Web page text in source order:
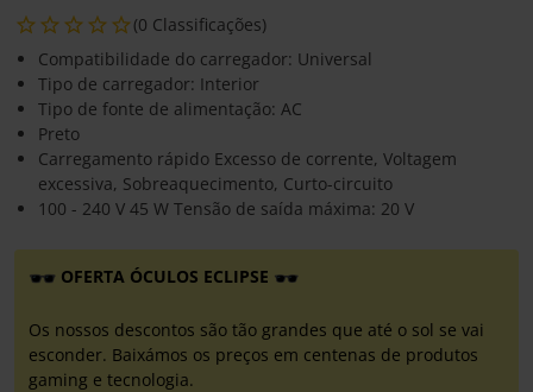
(0 Classificações)
Compatibilidade do carregador: Universal
Tipo de carregador: Interior
Tipo de fonte de alimentação: AC
Preto
Carregamento rápido Excesso de corrente, Voltagem
excessiva, Sobreaquecimento, Curto-circuito
100 - 240 V 45 W Tensão de saída máxima: 20 V
OFERTA ÓCULOS ECLIPSE
Os nossos descontos são tão grandes que até o sol se vai
esconder. Baixámos os preços em centenas de produtos
gaming e tecnologia.